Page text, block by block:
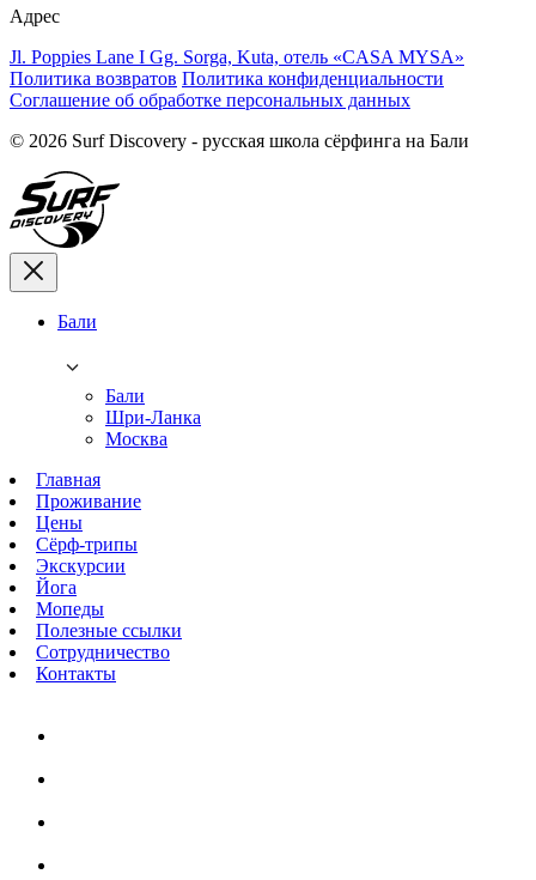
Адрес
Jl. Poppies Lane I Gg. Sorga, Kuta, отель «CASA MYSA»
Политика возвратов Политика конфиденциальности
Соглашение об обработке персональных данных
© 2026 Surf Discovery - русская школа сёрфинга на Бали
Бали
Бали
Шри-Ланка
Москва
Главная
Проживание
Цены
Сёрф-трипы
Экскурсии
Йога
Мопеды
Полезные ссылки
Сотрудничество
Контакты